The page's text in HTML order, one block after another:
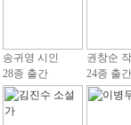
송귀영 시인
28종 출간
권창순
24종 출간